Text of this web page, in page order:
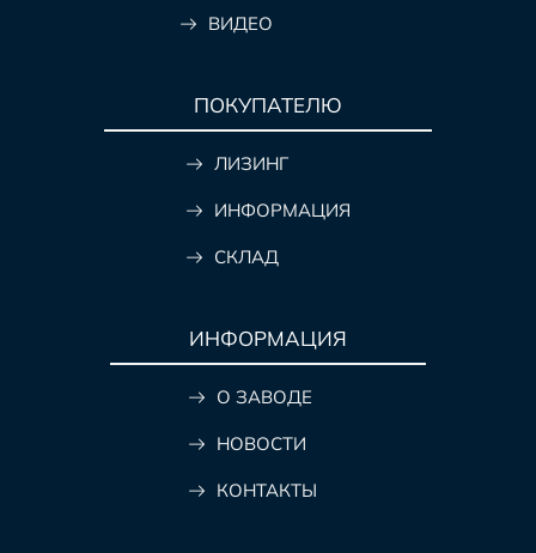
ВИДЕО
ПОКУПАТЕЛЮ
ЛИЗИНГ
ИНФОРМАЦИЯ
СКЛАД
ИНФОРМАЦИЯ
О ЗАВОДЕ
НОВОСТИ
КОНТАКТЫ